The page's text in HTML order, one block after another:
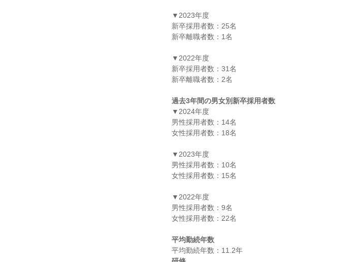
▼2023年度
新卒採用者数：25名
新卒離職者数：1名
▼2022年度
新卒採用者数：31名
新卒離職者数：2名
過去3年間の男女別新卒採用者数
▼2024年度
男性採用者数：14名
女性採用者数：18名
▼2023年度
男性採用者数：10名
女性採用者数：15名
▼2022年度
男性採用者数：9名
女性採用者数：22名
平均勤続年数